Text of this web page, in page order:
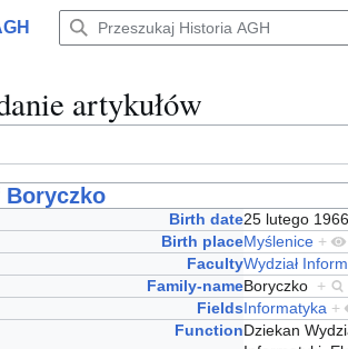
artykułów
Boryczko
Birth date25 lutego
Birth placeMyślenice +
FacultyWydział
Family-nameBoryczko +
FieldsInformatyka +
FunctionDziekan